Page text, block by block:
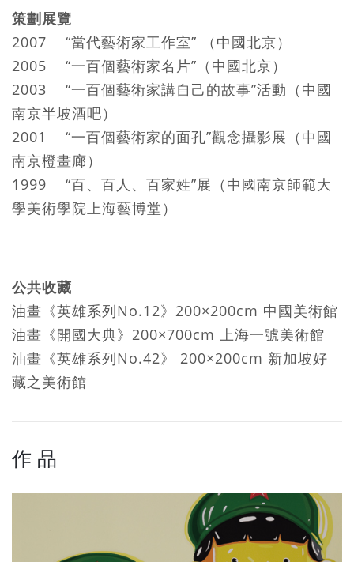
策劃展覽
2007 “當代藝術家工作室” （中國北京）
2005 “一百個藝術家名片”（中國北京）
2003 “一百個藝術家講自己的故事”活動（中國
南京半坡酒吧）
2001 “一百個藝術家的面孔”觀念攝影展（中國
南京橙畫廊）
1999 “百、百人、百家姓”展（中國南京師範大
學美術學院上海藝博堂）
公共收藏
油畫《英雄系列No.12》200×200cm 中國美術館
油畫《開國大典》200×700cm 上海一號美術館
油畫《英雄系列No.42》 200×200cm 新加坡好
藏之美術館
作 品